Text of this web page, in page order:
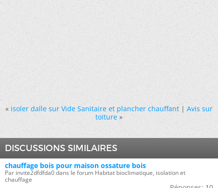
« isoler dalle sur Vide Sanitaire et plancher chauffant|Avis sur
toiture »
DISCUSSIONS SIMILAIRES
chauffage bois pour maison ossature bois
Par invite2dfdfda0 dans le forum Habitat bioclimatique, isolation et
chauffage